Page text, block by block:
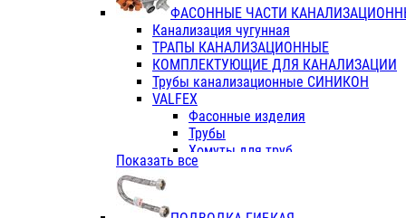
Фитинги с металл. серые
Фитинги ПП (серые)
Фитинги ПП белые
Краны
Фитинги ПП (белые)
Фитинги ПП с металлом белые
ПК КОНТУР
Краны полипропиленовые
Трубы полипропиленивые
TK
VALFEX
ФАСОННЫЕ ЧАСТИ
Канализация чугунная
ТРАПЫ КАНАЛИЗАЦИОННЫЕ
КОМПЛЕКТУЮЩИЕ ДЛЯ КАНАЛИЗАЦИИ
Трубы канализационные СИНИКОН
VALFEX
Фасонные изделия
Трубы
Хомуты для труб
ПВХ (стройполимер)
Показать все